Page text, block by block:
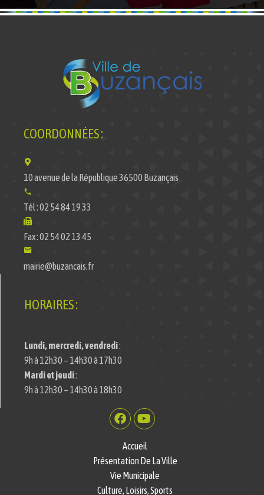
COORDONNÉES :
10 avenue de la République 36500 Buzançais
Tél : 02 54 84 19 33
Fax : 02 54 02 13 45
mairie@buzancais.fr
HORAIRES :
Lundi, mercredi, vendredi:
9h à 12h30 – 14h30 à 17h30
Mardi et jeudi:
9h à 12h30 – 14h30 à 18h30
Accueil
Présentation De La Ville
Vie Municipale
Culture, Loisirs, Sports